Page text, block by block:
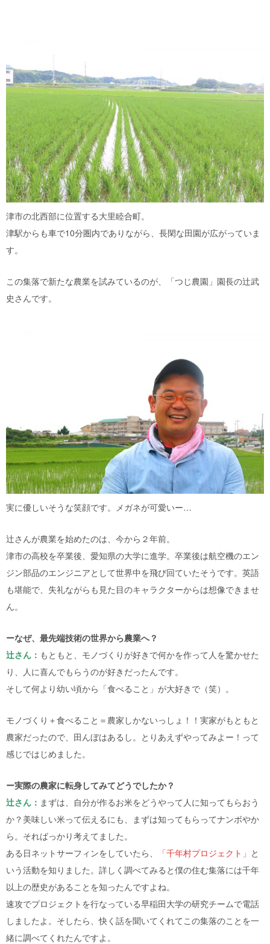
津市の北西部に位置する大里睦合町。
津駅からも車で10分圏内でありながら、長閑な田園が広がっていま
す。
この集落で新たな農業を試みているのが、「つじ農園」園長の辻武
史さんです。
実に優しいそうな笑顔です。メガネが可愛いー…
辻さんが農業を始めたのは、今から２年前。
津市の高校を卒業後、愛知県の大学に進学。卒業後は航空機のエン
ジン部品のエンジニアとして世界中を飛び回ていたそうです。英語
も堪能で、失礼ながらも見た目のキャラクターからは想像できませ
ん。
ーなぜ、最先端技術の世界から農業へ？
辻さん： もともと、モノづくりが好きで何かを作って人を驚かせた
り、人に喜んでもらうのが好きだったんです。
そして何より幼い頃から「食べること」が大好きで（笑）。
モノづくり＋食べること＝農家しかないっしょ！！実家がもともと
農家だったので、田んぼはあるし。とりあえずやってみよー！って
感じではじめました。
ー実際の農家に転身してみてどうでしたか？
辻さん： まずは、自分が作るお米をどうやって人に知ってもらおう
か？美味しい米って伝えるにも、まずは知ってもらってナンボやか
ら。そればっかり考えてました。
ある日ネットサーフィンをしていたら、
「千年村プロジェクト」 と
いう活動を知りました。詳しく調べてみると僕の住む集落には千年
以上の歴史があることを知ったんですよね。
速攻でプロジェクトを行なっている早稲田大学の研究チームで電話
しましたよ。そしたら、快く話を聞いてくれてこの集落のことを一
緒に調べてくれたんですよ。